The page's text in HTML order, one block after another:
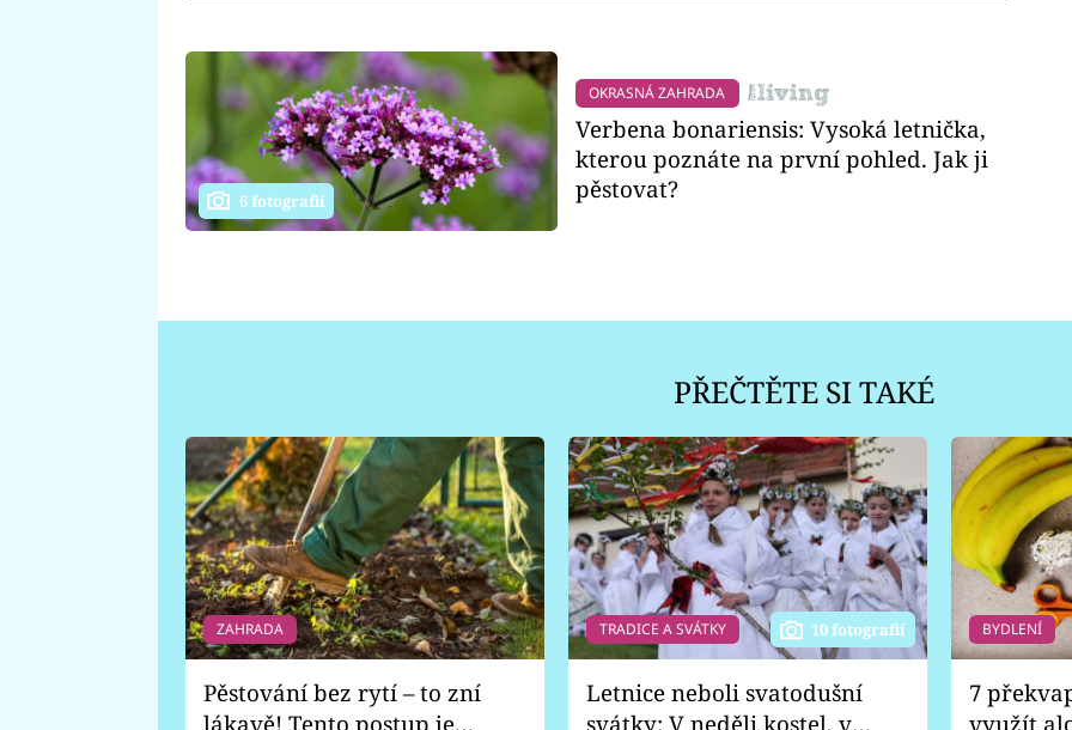
6 fotografií
OKRASNÁ ZAHRADA
Verbena bonariensis: Vysoká letnička,
kterou poznáte na první pohled. Jak ji
pěstovat?
PŘEČTĚTE SI TAKÉ
ZAHRADA
Pěstování bez rytí – to zní
lákavě! Tento postup je
TRADICE A SVÁTKY 10 fotografií
Letnice neboli svatodušní
svátky: V neděli kostel, v
BYDLENÍ
7
využít